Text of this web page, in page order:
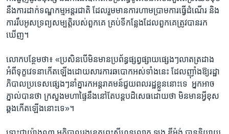
នឹង​ការ​ដាក់​ទណ្ឌកម្ម​អន្តរជាតិ​ ដែល​រួម​មាន​ការ​ហាម​ប្រាម​ការ​ធ្វើដំណើរ ​និង​
ការ​រឹប​អូស​ទ្រព្យ​សម្បត្តិ​របស់ពួក​គេ ​គ្រប់​ទីកន្លែង​ដែល​ពួកគេ​ត្រូវ​បាន​រក​
ឃើញ។​
លោក​បន្ថែម​ថា៖​ «ប្រសិន​បើ​មិន​មាន​ប្រព័ន្ធ​ផ្សព្វផ្សាយ​ផ្សេងៗ​លាត​ត្រដាង​
អំពី​ទុក្ខ​វេទនា​កើត​ឡើង​ដោយ​សារ​ការ​ឆបោក​អស់​ទាំង​នេះ ​ដែល​ញ៉ាំង​ឱ្យ​រដ្ឋា​
ភិបាល​ប្រទេសផ្សេងៗ​នាំ​គ្នា​រក​អន្តរាគមន៍​ជួយ​ពលរដ្ឋ​ខ្លួន​នោះ​ទេ ​ អ្នក​អាច​
ភ្នាល់​បានថា ​ក្រសួង​មហាផ្ទៃ​នឹង​នៅតែ​បន្ត​បដិសេធ​ដោយថា​ មិន​មាន​អ្វី​ខុស​
ឆ្គងកើត​ឡើង​នោះ​ទេ»។​